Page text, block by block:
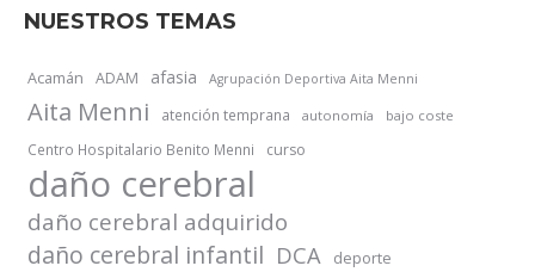
NUESTROS TEMAS
Acamán ADAM afasia Agrupación Deportiva Aita Menni
Aita Menni atención temprana autonomía bajo coste
Centro Hospitalario Benito Menni curso
daño cerebral
daño cerebral adquirido
daño cerebral infantil DCA deporte